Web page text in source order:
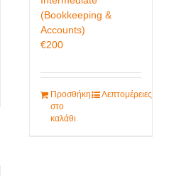
(Bookkeeping &
Accounts)
€200
Προσθήκη
στο
καλάθι
Λεπτομέρειες